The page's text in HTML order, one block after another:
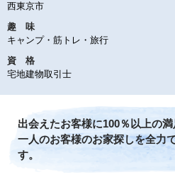
西東京市
趣 味
キャンプ・筋トレ・旅行
資 格
宅地建物取引士
出会えたお客様に100％以上の
一人のお客様のお家探しを全力
す。